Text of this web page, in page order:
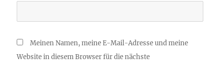
Meinen Namen, meine E-Mail-Adresse und meine
Website in diesem Browser für die nächste